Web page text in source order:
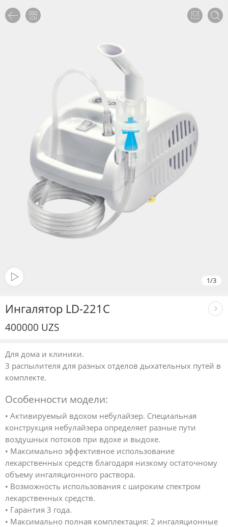
1/3
Ингалятор LD-221C
400000 UZS
Для дома и клиники.
3 распылителя для разных отделов дыхательных путей в
комплекте.
Особенности модели:
• Активируемый вдохом небулайзер. Специальная
конструкция небулайзера определяет разные пути
воздушных потоков при вдохе и выдохе.
• Максимально эффективное использование
лекарственных средств благодаря низкому остаточному
объему ингаляционного раствора.
• Возможность использования с широким спектром
лекарственных средств.
• Гарантия 3 года.
• Максимально полная комплектация: 2 ингаляционные